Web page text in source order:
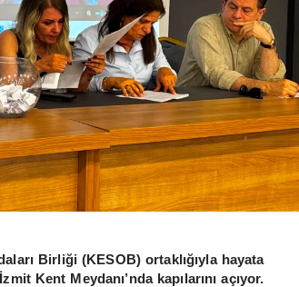
Birliği (KESOB) ortaklığıyla hayata
Kent Meydanı’nda kapılarını açıyor.